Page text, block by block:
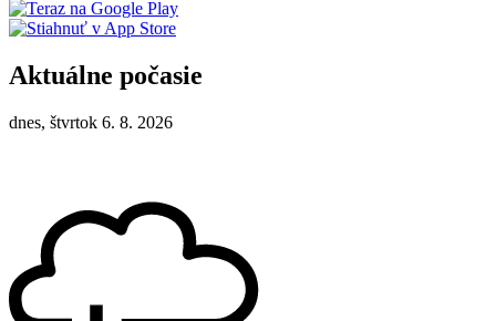
Aktuálne počasie
dnes, štvrtok 6. 8. 2026